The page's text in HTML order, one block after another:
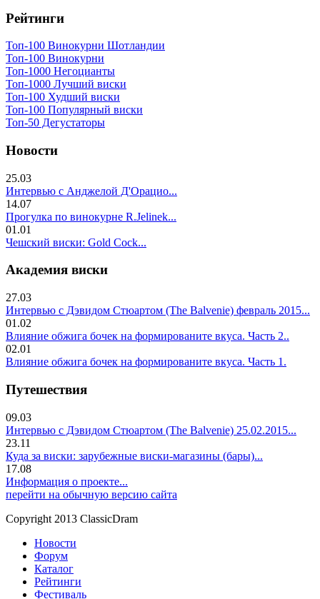
Рейтинги
Топ-100 Винокурни Шотландии
Топ-100 Винокурни
Топ-1000 Негоцианты
Топ-1000 Лучший виски
Топ-100 Худший виски
Топ-100 Популярный виски
Топ-50 Дегустаторы
Новости
25.03
Интервью с Анджелой Д'Орацио...
14.07
Прогулка по винокурне R.Jelinek...
01.01
Чешский виски: Gold Cock...
Академия виски
27.03
Интервью с Дэвидом Стюартом (The Balvenie) февраль 2015...
01.02
Влияние обжига бочек на формированите вкуса. Часть 2..
02.01
Влияние обжига бочек на формированите вкуса. Часть 1.
Путешествия
09.03
Интервью с Дэвидом Стюартом (The Balvenie) 25.02.2015...
23.11
Куда за виски: зарубежные виски-магазины (бары)...
17.08
Информация о проекте...
перейти на обычную версию сайта
Copyright 2013 ClassicDram
Новости
Форум
Каталог
Рейтинги
Фестиваль